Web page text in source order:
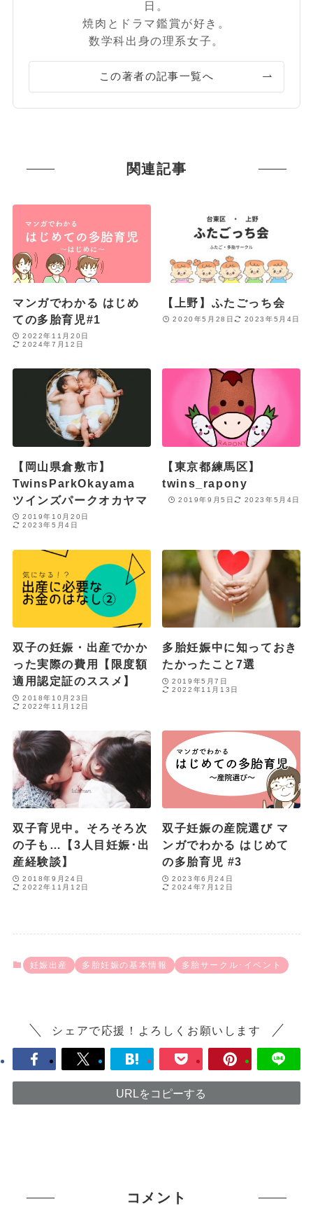
妊娠出産 多胎妊娠の基本情報 多胎サークル･イベント
シェアで応援！よろしくお願いします
URLをコピーする
日。
焼肉とドラマ鑑賞が好き。
数学科出身の理系女子。
この著者の記事一覧へ
関連記事
マンガでわかる はじめ
ての多胎育児#1
2022年11月20日
2024年7月12日
【上野】ふたごっち会
2020年5月28日 2023年5月4日
【岡山県倉敷市】
TwinsParkOkayama
ツインズパークオカヤマ
2019年10月20日
2023年5月4日
【東京都練馬区】
twins_rapony
2019年9月5日 2023年5月4日
双子の妊娠・出産でかか
った実際の費用【限度額
適用認定証のススメ】
2018年10月23日
2022年11月12日
多胎妊娠中に知っておき
たかったこと7選
2019年5月7日
2022年11月13日
双子育児中。そろそろ次
の子も…【3人目妊娠･出
産経験談】
2018年9月24日
2022年11月12日
双子妊娠の産院選び マ
ンガでわかる はじめて
の多胎育児 #3
2023年6月24日
2024年7月12日
コメント